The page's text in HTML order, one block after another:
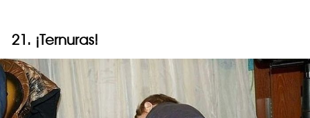
21. ¡Ternuras!